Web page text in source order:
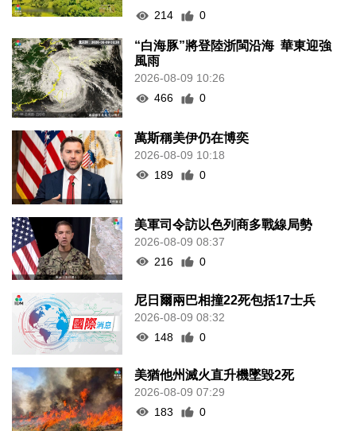
214
0
“白海豚”將登陸浙閩沿海 華東迎強
風雨
2026-08-09 10:26
466
0
萬斯稱美伊仍在博奕
2026-08-09 10:18
189
0
美軍司令訪以色列商多戰線局勢
2026-08-09 08:37
216
0
尼日爾兩巴相撞22死包括17士兵
2026-08-09 08:32
148
0
美猶他州滅火直升機墜毀2死
2026-08-09 07:29
183
0